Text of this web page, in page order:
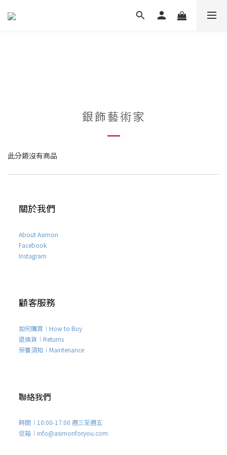
銀飾藝術家
此分類沒有商品
關於我們
About Asimon
Facebook
Instagram
顧客服務
如何購買︱How to Buy
退換貨︱Returns
保養須知︱Maintenance
聯絡我們
時間︱10:00-17:00 週三至週五
信箱︱info@asimonforyou.com